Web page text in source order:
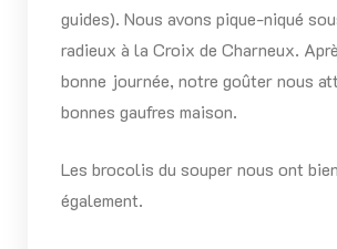
guides). Nous avons pique-niqué
radieux à la Croix de Charneux.
bonne journée, notre goûter nous
bonnes gaufres maison.
Les brocolis du souper nous ont
également.